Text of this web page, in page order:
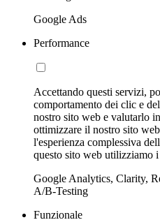
Google Ads
Performance
Accettando questi servizi,
comportamento dei clic e
nostro sito web e valutarlo
ottimizzare il nostro sito
l'esperienza complessiva
questo sito web utilizziamo
Google Analytics, Clarity,
A/B-Testing
Funzionale